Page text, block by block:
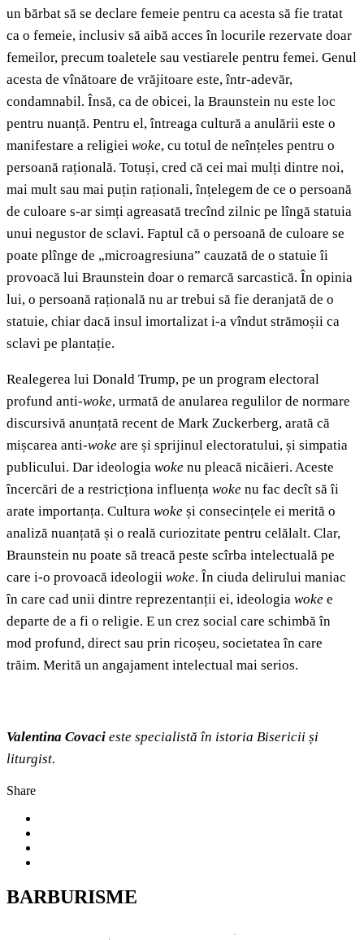
un bărbat să se declare femeie pentru ca acesta să fie tratat
ca o femeie, inclusiv să aibă acces în locurile rezervate doar
femeilor, precum toaletele sau vestiarele pentru femei. Genul
acesta de vînătoare de vrăjitoare este, într-adevăr,
condamnabil. Însă, ca de obicei, la Braunstein nu este loc
pentru nuanță. Pentru el, întreaga cultură a anulării este o
manifestare a religiei woke, cu totul de neînțeles pentru o
persoană rațională. Totuși, cred că cei mai mulți dintre noi,
mai mult sau mai puțin raționali, înțelegem de ce o persoană
de culoare s-ar simți agreasată trecînd zilnic pe lîngă statuia
unui negustor de sclavi. Faptul că o persoană de culoare se
poate plînge de „microagresiuna” cauzată de o statuie îi
provoacă lui Braunstein doar o remarcă sarcastică. În opinia
lui, o persoană rațională nu ar trebui să fie deranjată de o
statuie, chiar dacă insul imortalizat i-a vîndut strămoșii ca
sclavi pe plantație.
Realegerea lui Donald Trump, pe un program electoral
profund anti-woke, urmată de anularea regulilor de normare
discursivă anunțată recent de Mark Zuckerberg, arată că
mișcarea anti-woke are și sprijinul electoratului, și simpatia
publicului. Dar ideologia woke nu pleacă nicăieri. Aceste
încercări de a restricționa influența woke nu fac decît să îi
arate importanța. Cultura woke și consecințele ei merită o
analiză nuanțată și o reală curiozitate pentru celălalt. Clar,
Braunstein nu poate să treacă peste scîrba intelectuală pe
care i-o provoacă ideologii woke. În ciuda delirului maniac
în care cad unii dintre reprezentanții ei, ideologia woke e
departe de a fi o religie. E un crez social care schimbă în
mod profund, direct sau prin ricoșeu, societatea în care
trăim. Merită un angajament intelectual mai serios.
Valentina Covaci este specialistă în istoria Bisericii și
liturgist.
Share
BARBURISME